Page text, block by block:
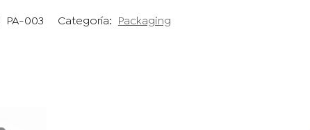
PA-003 Categoría: Packaging